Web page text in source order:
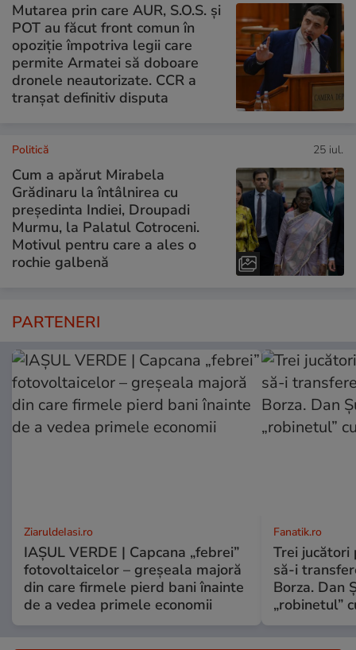
Mutarea prin care AUR, S.O.S. și
POT au făcut front comun în
opoziție împotriva legii care
permite Armatei să doboare
dronele neautorizate. CCR a
tranșat definitiv disputa
Politică 25 iul.
Cum a apărut Mirabela
Grădinaru la întâlnirea cu
președinta Indiei, Droupadi
Murmu, la Palatul Cotroceni.
Motivul pentru care a ales o
rochie galbenă
PARTENERI
ZiaruldeIasi.ro
IAȘUL VERDE | Capcana „febrei”
fotovoltaicelor – greșeala majoră
din care firmele pierd bani înainte
de a vedea primele economii
Fanatik.ro
Trei jucători
să-i
Borza. Dan
„robinetul”